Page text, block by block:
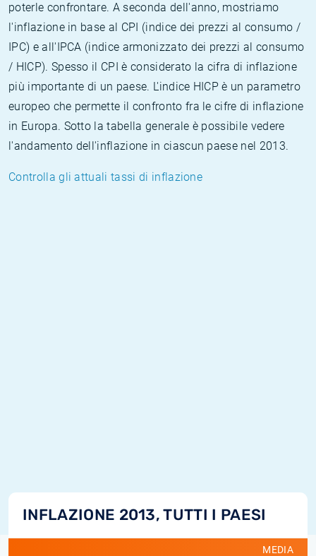
poterle confrontare. A seconda dell'anno, mostriamo
l'inflazione in base al CPI (indice dei prezzi al consumo /
IPC) e all'IPCA (indice armonizzato dei prezzi al consumo
/ HICP). Spesso il CPI è considerato la cifra di inflazione
più importante di un paese. L'indice HICP è un parametro
europeo che permette il confronto fra le cifre di inflazione
in Europa. Sotto la tabella generale è possibile vedere
l'andamento dell'inflazione in ciascun paese nel 2013.
Controlla gli attuali tassi di inflazione
INFLAZIONE 2013, TUTTI I PAESI
MEDIA